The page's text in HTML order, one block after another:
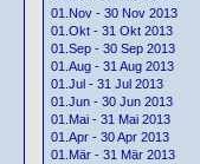
01.Nov - 30 Nov 2013
01.Okt - 31 Okt 2013
01.Sep - 30 Sep 2013
01.Aug - 31 Aug 2013
01.Jul - 31 Jul 2013
01.Jun - 30 Jun 2013
01.Mai - 31 Mai 2013
01.Apr - 30 Apr 2013
01.Mär - 31 Mär 2013